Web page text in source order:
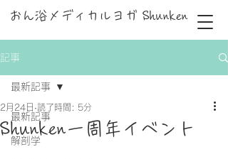
おん浴メディカルヨガ Shunken
記事
最新記事
解剖学
最新記事
Shunken一周年イベント
2月24日 読了時間: 5分